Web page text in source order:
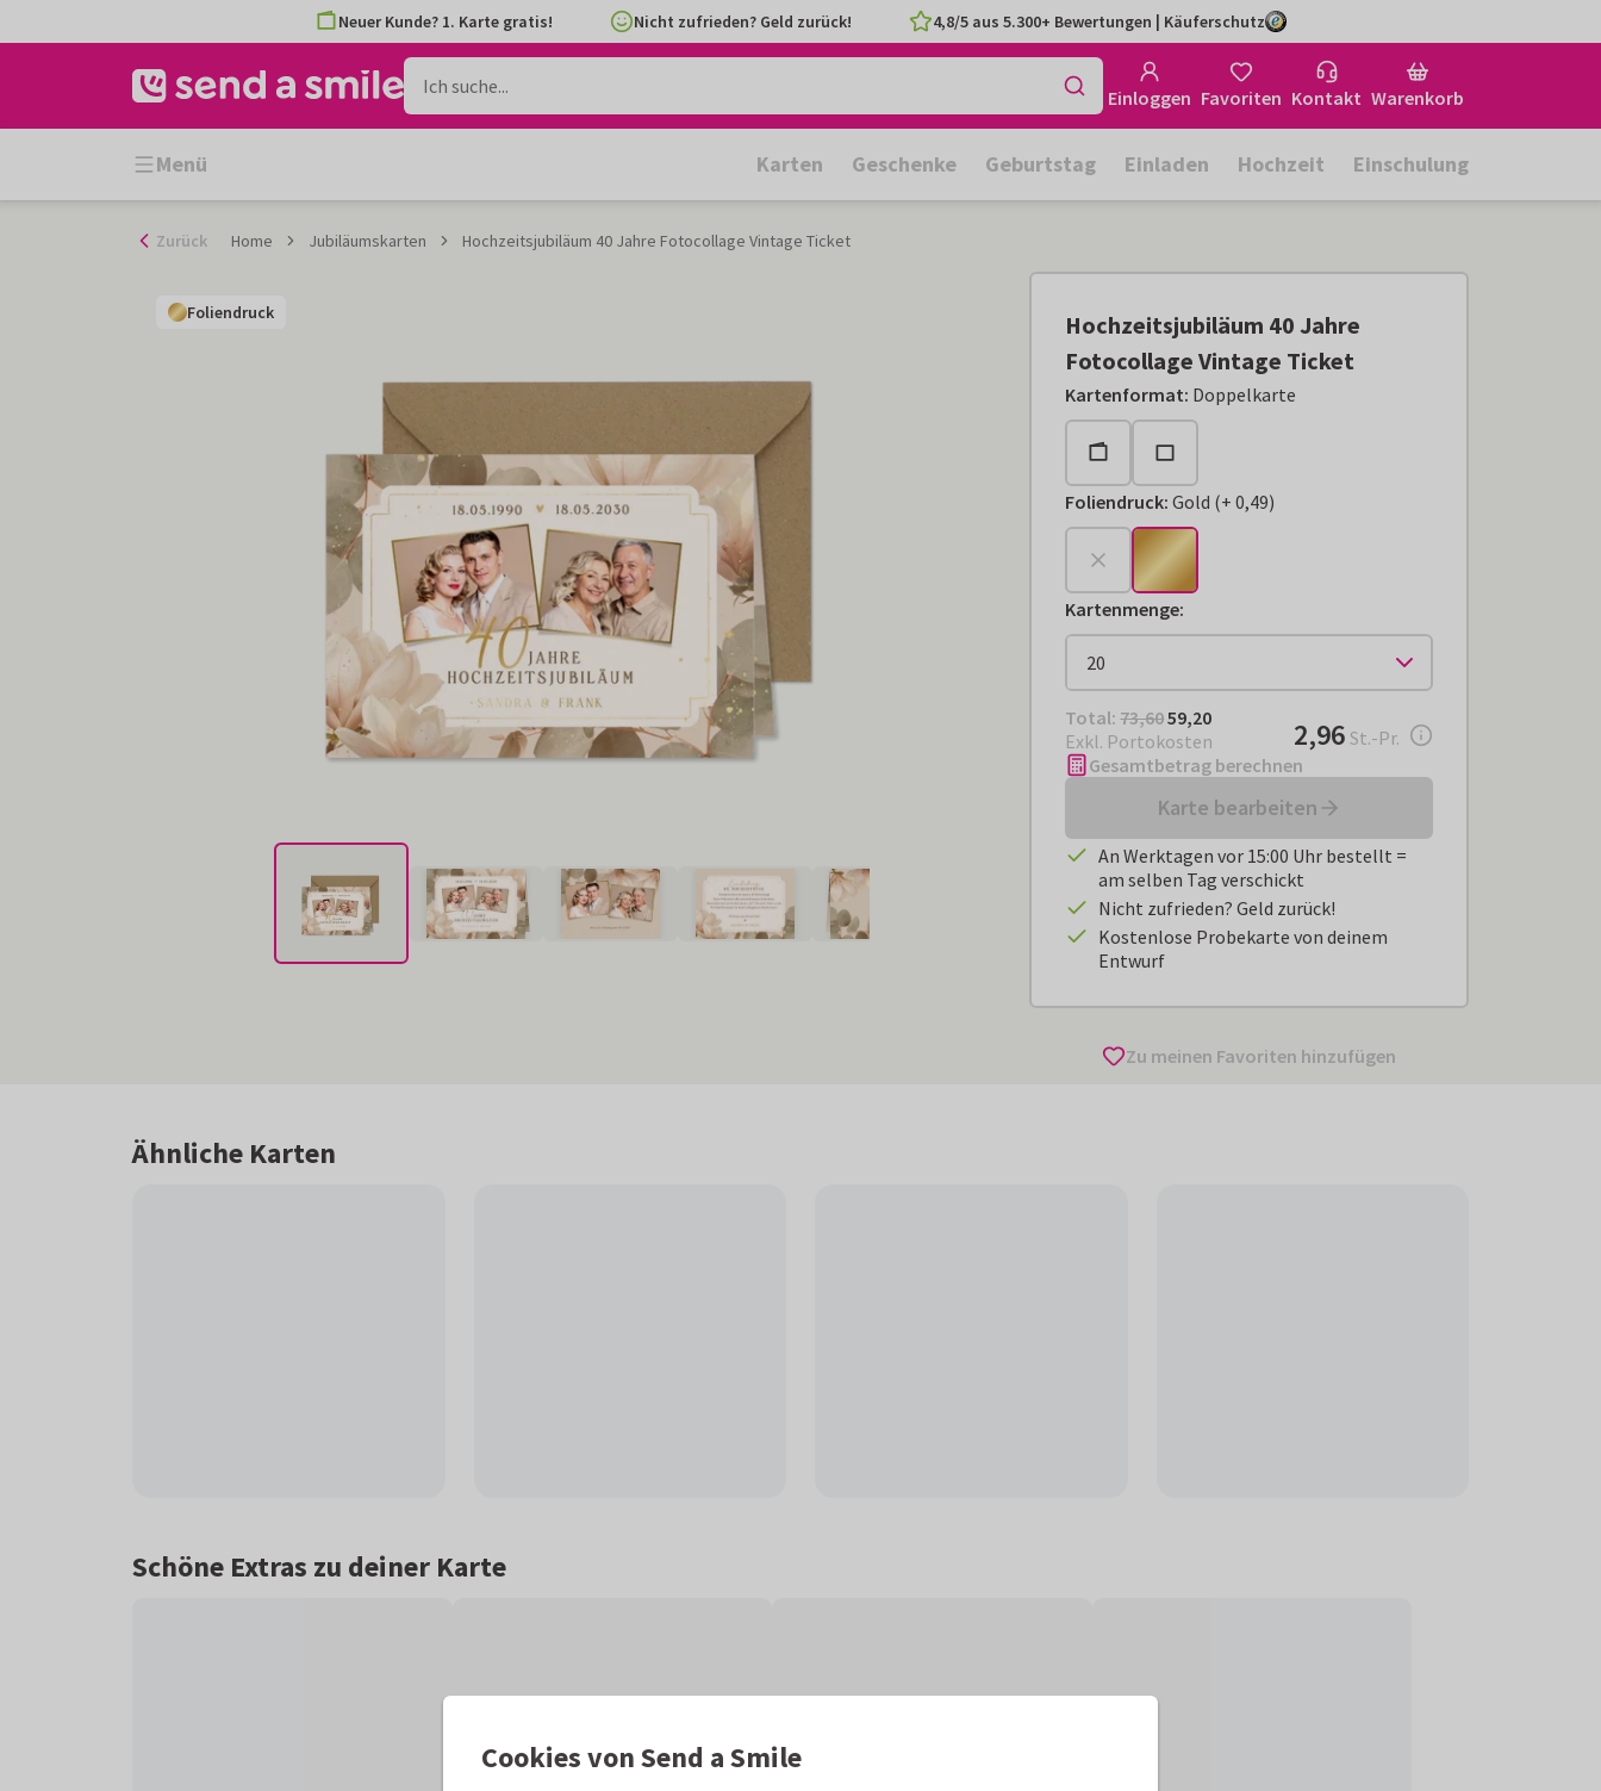
Inhalt
Neuer Kunde? 1. Karte gratis! Nicht zufrieden? Geld zurück! 4,8/5 aus 5.300+ Bewertungen | Käuferschutz
Einloggen Favoriten Kontakt Warenkorb
Menü Karten Geschenke Geburtstag Einladen Hochzeit Einschulung
Zurück Home Jubiläumskarten Hochzeitsjubiläum 40 Jahre Fotocollage Vintage Ticket
Foliendruck
Foliendruck
Foliendruck
Foliendruck
Foliendruck
Hochzeitsjubiläum 40 Jahre
Fotocollage Vintage Ticket
Kartenformat: Doppelkarte
Foliendruck:Gold (
+€ 0,49
+ 0,49)
Kartenmenge:
Total: € 59,20
Total: 73,6059,20
Exkl. Portokosten
€ 2,96pro Stück
2,96 St.-Pr.
Gesamtbetrag berechnen
Karte bearbeiten
An Werktagen vor 15:00 Uhr bestellt =
am selben Tag verschickt
Nicht zufrieden? Geld zurück!
Kostenlose Probekarte von deinem
Entwurf
Zu meinen Favoriten hinzufügen
Ähnliche Karten
Schöne Extras zu deiner Karte
Cookies von Send a Smile